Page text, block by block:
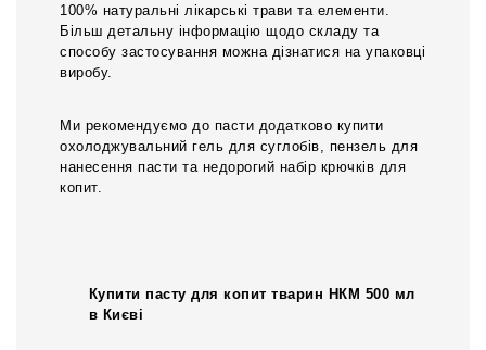
100% натуральні лікарські трави та елементи.
Більш детальну інформацію щодо складу та
способу застосування можна дізнатися на упаковці
виробу.
Ми рекомендуємо до пасти додатково купити
охолоджувальний гель для суглобів, пензель для
нанесення пасти та недорогий набір крючків для
копит.
Купити пасту для копит тварин НКМ 500 мл
в Києві